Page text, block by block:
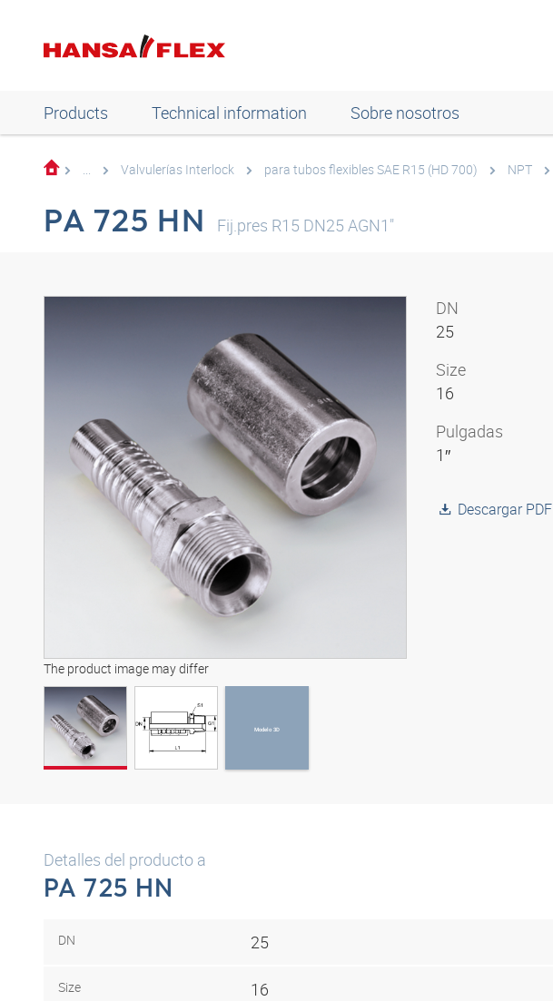
Products Technical information Sobre nosotros
... Valvulerías Interlock para tubos flexibles SAE R15 (HD 700) NPT
PA 725 HN Fij.pres R15 DN25 AGN1"
The product image may differ
Modelo 3D
DN
25
Size
16
Pulgadas
1″
Descargar PDF
Detalles del producto a
PA 725 HN
DN 25
Size 16